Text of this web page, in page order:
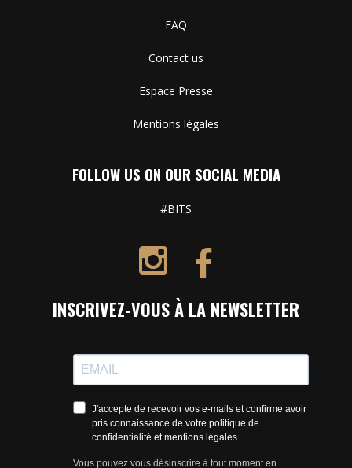
FAQ
Contact us
Espace Presse
Mentions légales
FOLLOW US ON OUR SOCIAL MEDIA
#BITS
INSCRIVEZ-VOUS À LA NEWSLETTER
J'accepte de recevoir vos e-mails et confirme avoir
pris connaissance de votre politique de
confidentialité et mentions légales.
Vous pouvez vous désinscrire à tout moment en